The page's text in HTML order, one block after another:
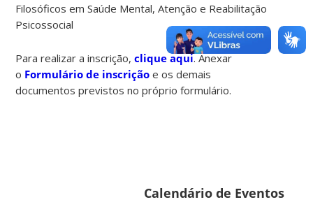
Filosóficos em Saúde Mental, Atenção e Reabilitação
Psicossocial
Para realizar a inscrição,clique aqui. Anexar
o Formulário de inscrição e os demais
documentos previstos no próprio formulário.
Calendário de Eventos